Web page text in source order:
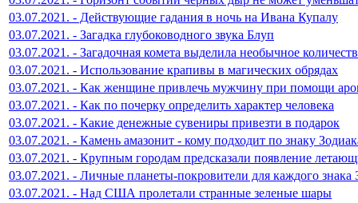
03.07.2021. - Действующие гадания в ночь на Ивана Купалу
03.07.2021. - Загадка глубоководного звука Блуп
03.07.2021. - Загадочная комета выделила необычное
03.07.2021. - Использование крапивы в магических обрядах
03.07.2021. - Как женщине привлечь мужчину при помощи
03.07.2021. - Как по почерку определить характер человека
03.07.2021. - Какие денежные сувениры привезти в подарок
03.07.2021. - Камень амазонит - кому подходит по знаку
03.07.2021. - Крупным городам предсказали появление
03.07.2021. - Личные планеты-покровители для каждого знака
03.07.2021. - Над США пролетали странные зеленые шары